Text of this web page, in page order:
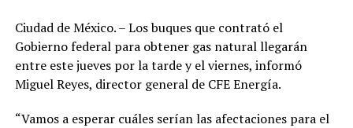
Ciudad de México. – Los buques que contrató el
Gobierno federal para obtener gas natural llegarán
entre este jueves por la tarde y el viernes, informó
Miguel Reyes, director general de CFE Energía.
“Vamos a esperar cuáles serían las afectaciones para el